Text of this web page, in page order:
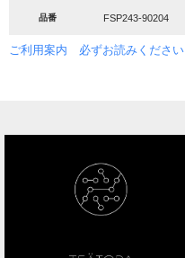
品番 FSP243-90204
ご利用案内 必ずお読みください